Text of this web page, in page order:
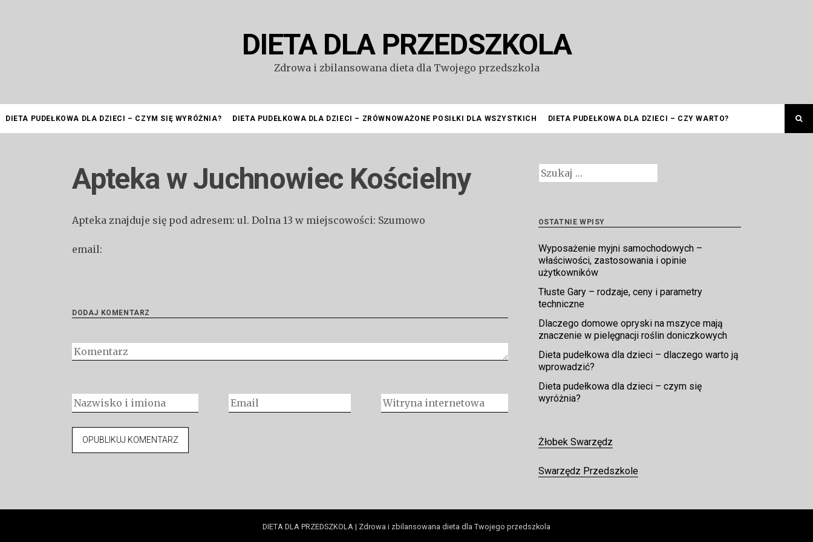
DIETA DLA PRZEDSZKOLA
Zdrowa i zbilansowana dieta dla Twojego przedszkola
DIETA PUDEŁKOWA DLA DZIECI – CZYM SIĘ WYRÓŻNIA? DIETA PUDEŁKOWA DLA DZIECI – ZRÓWNOWAŻONE POSIŁKI DLA WSZYSTKICH DIETA PUDEŁKOWA DLA DZIECI – CZY WARTO?
Apteka w Juchnowiec Kościelny
Apteka znajduje się pod adresem: ul. Dolna 13 w miejscowości: Szumowo
email:
DODAJ KOMENTARZ
Szukaj:
OSTATNIE WPISY
Wyposażenie myjni samochodowych –
właściwości, zastosowania i opinie
użytkowników
Tłuste Gary – rodzaje, ceny i parametry
techniczne
Dlaczego domowe opryski na mszyce mają
znaczenie w pielęgnacji roślin doniczkowych
Dieta pudełkowa dla dzieci – dlaczego warto ją
wprowadzić?
Dieta pudełkowa dla dzieci – czym się
wyróżnia?
Żłobek Swarzędz
Swarzędz Przedszkole
DIETA DLA PRZEDSZKOLA | Zdrowa i zbilansowana dieta dla Twojego przedszkola